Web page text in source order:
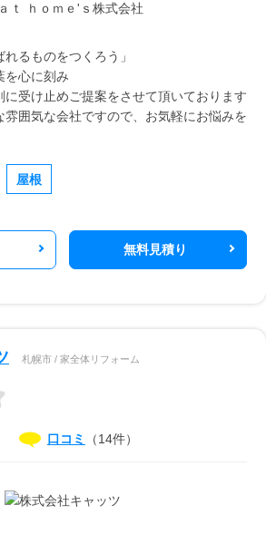
れるものをつくろう」
を心に刻み
に受け止めご提案をさせて頂いております
雰囲気な会社ですので、お気軽にお悩みを
屋根
無料見積り
札幌市 / 家全体リフォーム
口コミ （14件）